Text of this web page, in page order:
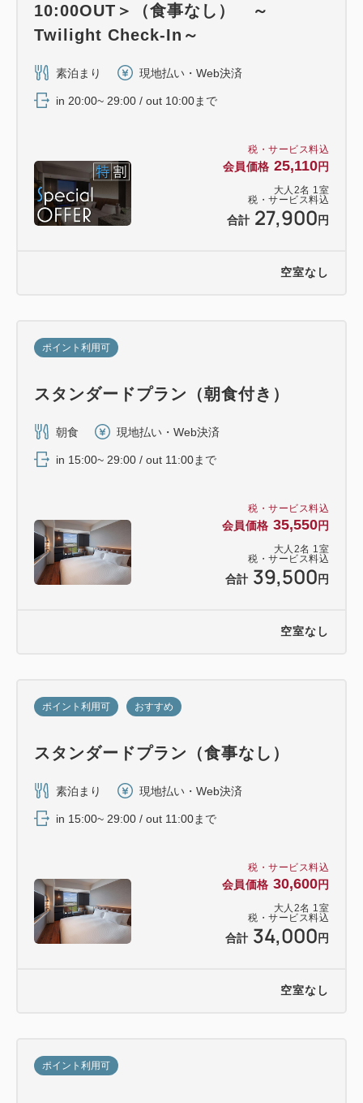
税・サービス料込
会員価格 25,110円
大人 2名 1 室
税・サービス料込
合計 27,900 円
10:00OUT＞（食事なし） ～
Twilight Check-In～
素泊まり 現地払い・Web決済
in 20:00~ 29:00 / out 10:00まで
空室なし
税・サービス料込
会員価格 35,550円
大人 2名 1 室
税・サービス料込
合計 39,500 円
ポイント利用可
スタンダードプラン（朝食付き）
朝食 現地払い・Web決済
in 15:00~ 29:00 / out 11:00まで
空室なし
税・サービス料込
会員価格 30,600円
大人 2名 1 室
税・サービス料込
合計 34,000 円
ポイント利用可 おすすめ
スタンダードプラン（食事なし）
素泊まり 現地払い・Web決済
in 15:00~ 29:00 / out 11:00まで
空室なし
ポイント利用可